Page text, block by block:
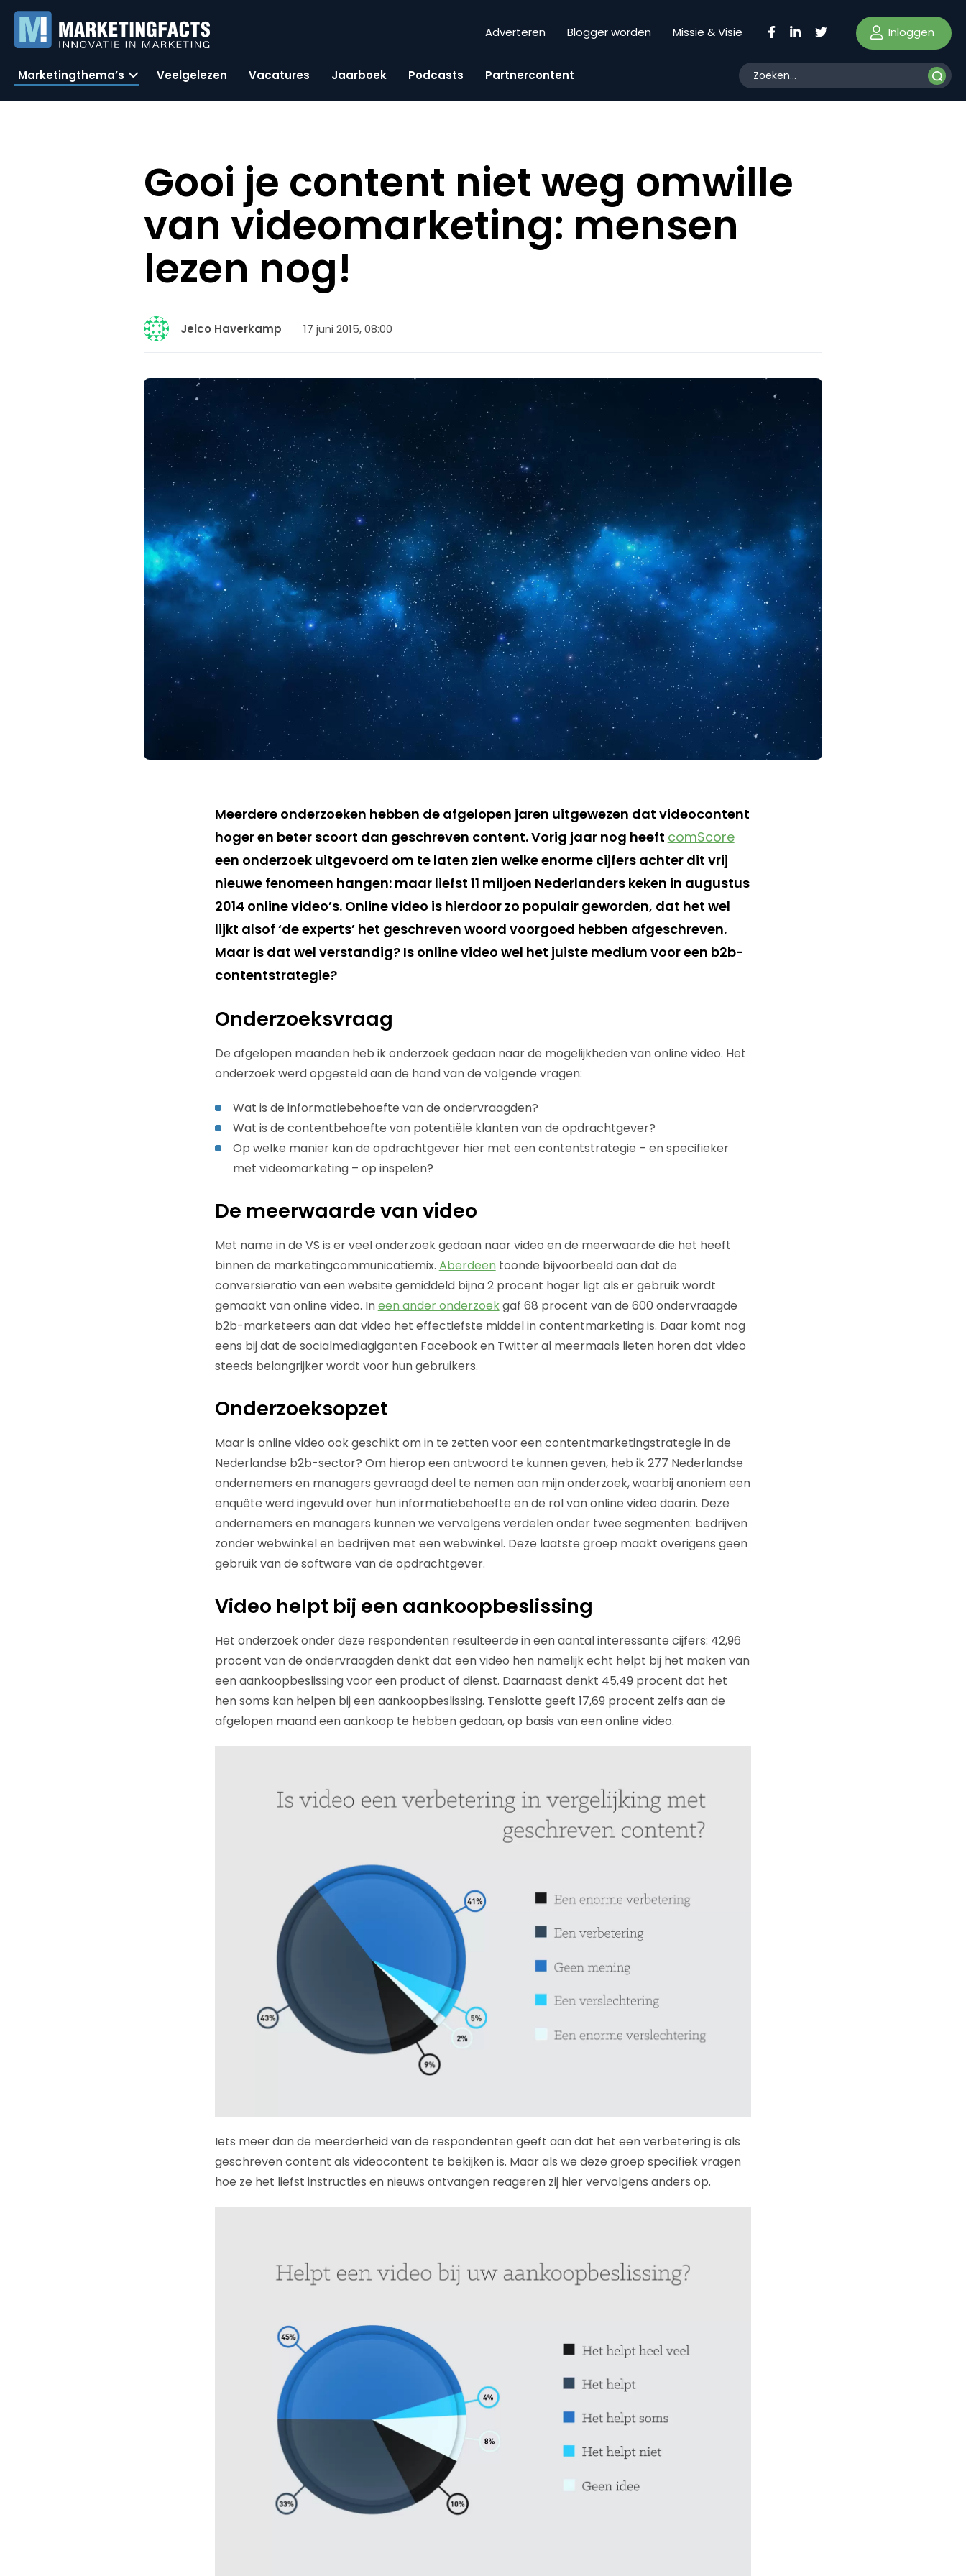
Adverteren Blogger worden Missie & Visie Inloggen
Marketingthema’s Veelgelezen Vacatures Jaarboek Podcasts Partnercontent
Gooi je content niet weg omwille
van videomarketing: mensen
lezen nog!
Jelco Haverkamp 17 juni 2015, 08:00
Meerdere onderzoeken hebben de afgelopen jaren uitgewezen dat videocontent
hoger en beter scoort dan geschreven content. Vorig jaar nog heeft comScore
een onderzoek uitgevoerd om te laten zien welke enorme cijfers achter dit vrij
nieuwe fenomeen hangen: maar liefst 11 miljoen Nederlanders keken in augustus
2014 online video’s. Online video is hierdoor zo populair geworden, dat het wel
lijkt alsof ‘de experts’ het geschreven woord voorgoed hebben afgeschreven.
Maar is dat wel verstandig? Is online video wel het juiste medium voor een b2b-
contentstrategie?
Onderzoeksvraag
De afgelopen maanden heb ik onderzoek gedaan naar de mogelijkheden van online video. Het
onderzoek werd opgesteld aan de hand van de volgende vragen:
Wat is de informatiebehoefte van de ondervraagden?
Wat is de contentbehoefte van potentiële klanten van de opdrachtgever?
Op welke manier kan de opdrachtgever hier met een contentstrategie – en specifieker
met videomarketing – op inspelen?
De meerwaarde van video
Met name in de VS is er veel onderzoek gedaan naar video en de meerwaarde die het heeft
binnen de marketingcommunicatiemix. Aberdeen toonde bijvoorbeeld aan dat de
conversieratio van een website gemiddeld bijna 2 procent hoger ligt als er gebruik wordt
gemaakt van online video. Ineen ander onderzoekgaf 68 procent van de 600 ondervraagde
b2b-marketeers aan dat video het effectiefste middel in contentmarketing is. Daar komt nog
eens bij dat de socialmediagiganten Facebook en Twitter al meermaals lieten horen dat video
steeds belangrijker wordt voor hun gebruikers.
Onderzoeksopzet
Maar is online video ook geschikt om in te zetten voor een contentmarketingstrategie in de
Nederlandse b2b-sector? Om hierop een antwoord te kunnen geven, heb ik 277 Nederlandse
ondernemers en managers gevraagd deel te nemen aan mijn onderzoek, waarbij anoniem een
enquête werd ingevuld over hun informatiebehoefte en de rol van online video daarin. Deze
ondernemers en managers kunnen we vervolgens verdelen onder twee segmenten: bedrijven
zonder webwinkel en bedrijven met een webwinkel. Deze laatste groep maakt overigens geen
gebruik van de software van de opdrachtgever.
Video helpt bij een aankoopbeslissing
Het onderzoek onder deze respondenten resulteerde in een aantal interessante cijfers: 42,96
procent van de ondervraagden denkt dat een video hen namelijk echt helpt bij het maken van
een aankoopbeslissing voor een product of dienst. Daarnaast denkt 45,49 procent dat het
hen soms kan helpen bij een aankoopbeslissing. Tenslotte geeft 17,69 procent zelfs aan de
afgelopen maand een aankoop te hebben gedaan, op basis van een online video.
Iets meer dan de meerderheid van de respondenten geeft aan dat het een verbetering is als
geschreven content als videocontent te bekijken is. Maar als we deze groep specifiek vragen
hoe ze het liefst instructies en nieuws ontvangen reageren zij hier vervolgens anders op.